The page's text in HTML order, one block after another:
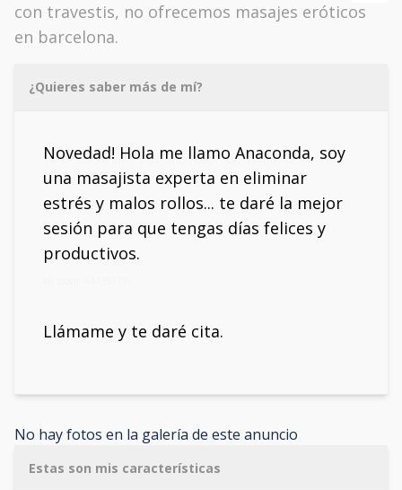
con travestis, no ofrecemos masajes eróticos
en barcelona.
¿Quieres saber más de mí?
Novedad! Hola me llamo Anaconda, soy
una masajista experta en eliminar
estrés y malos rollos... te daré la mejor
sesión para que tengas días felices y
productivos.
Llámame y te daré cita.
No hay fotos en la galería de este anuncio
Estas son mis características